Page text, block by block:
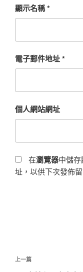
顯示名稱*
電子郵件地址*
個人網站網址
在瀏覽器中儲
址，以供下次發佈
文
上
上一篇